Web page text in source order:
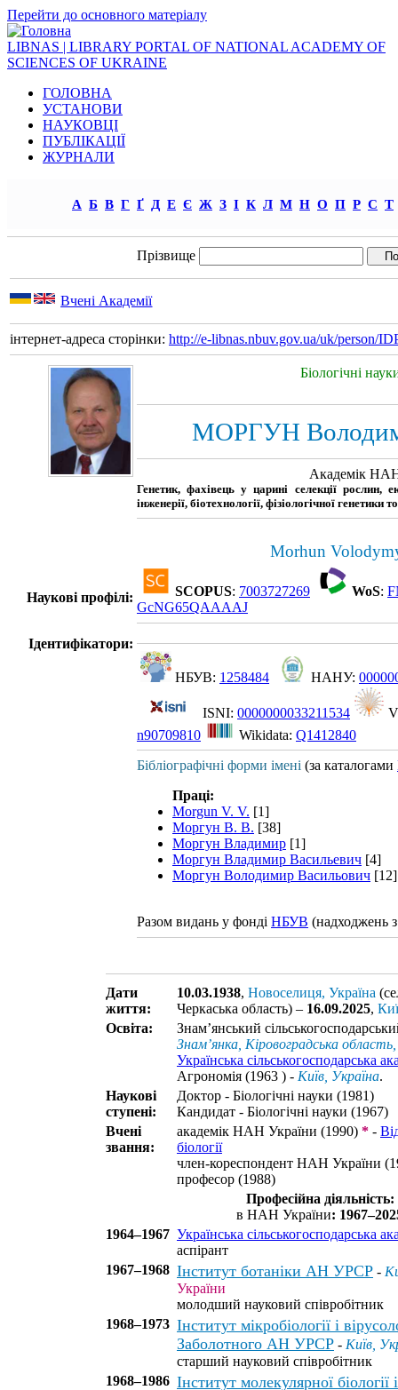
Перейти до основного матеріалу
LIBNAS | LIBRARY PORTAL OF NATIONAL ACADEMY OF
SCIENCES OF UKRAINE
ГОЛОВНА
УСТАНОВИ
НАУКОВЦІ
ПУБЛІКАЦІЇ
ЖУРНАЛИ
А Б В Г Ґ Д Е Є Ж З І К Л М Н О П Р С Т
Прізвище
Вчені Академії
інтернет-адреса сторінки: http://e-libnas.nbuv.gov.ua/uk/person/
Біологічні
МОРГУН
Академік
Генетик, фахівець у царині селекції рослин,
інженерії, біотехнології, фізіологічної
Morhun
Наукові профілі: SCOPUS: 7003727269 WoS:
GcNG65QAAAAJ
Ідентифікатори:
НБУВ: 1258484 НАНУ:
ISNI: 0000000033211534
n90709810
Wikidata: Q1412840
Бібліографічні форми імені (за каталогами
Праці:
Morgun V. V. [1]
Моргун В. В. [38]
Моргун Владимир [1]
Моргун Владимир Васильевич [4]
Моргун Володимир Васильович [12]
Разом видань у фонді НБУВ (надходжень
Дати
життя:
10.03.1938, Новоселиця, Україна
Черкаська область) – 16.09.2025,
Освіта:
Знам’янський
Знам’янка, Кіровоградська
Українська сільськогосподарська
Агрономія (1963 ) - Київ, Україна.
Наукові
ступені:
Доктор - Біологічні науки (1981)
Кандидат - Біологічні науки (1967)
Вчені
звання:
академік НАН України (1990) * -
біології
член-кореспондент НАН України
професор (1988)
Професійна діяльність:
в НАН України:
1964–1967 Українська сільськогосподарська
аспірант
1967–1968 Інститут ботаніки АН УРСР -
України
молодший науковий співробітник
1968–1973 Інститут мікробіології і
Заболотного АН УРСР - Київ,
старший науковий співробітник
1968–1986 Інститут молекулярної